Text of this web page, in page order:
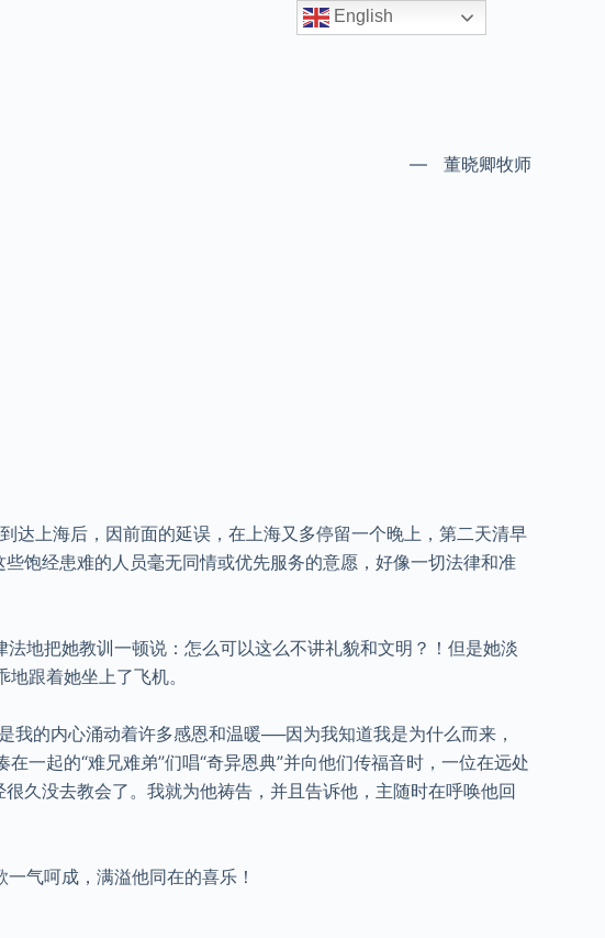
— 董晓卿牧师
上海后，因前面的延误，在上海又多停留一个晚上，第二天清早
饱经患难的人员毫无同情或优先服务的意愿，好像一切法律和准
地把她教训一顿说：怎么可以这么不讲礼貌和文明？！但是她淡
跟着她坐上了飞机。
的内心涌动着许多感恩和温暖──因为我知道我是为什么而来，
一起的“难兄难弟”们唱“奇异恩典”并向他们传福音时，一位在远处
久没去教会了。我就为他祷告，并且告诉他，主随时在呼唤他回
气呵成，满溢他同在的喜乐！
English